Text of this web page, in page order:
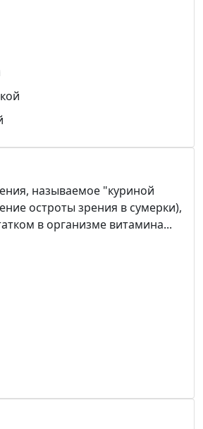
называемое "куриной
остроты зрения в сумерки),
в организме витамина...